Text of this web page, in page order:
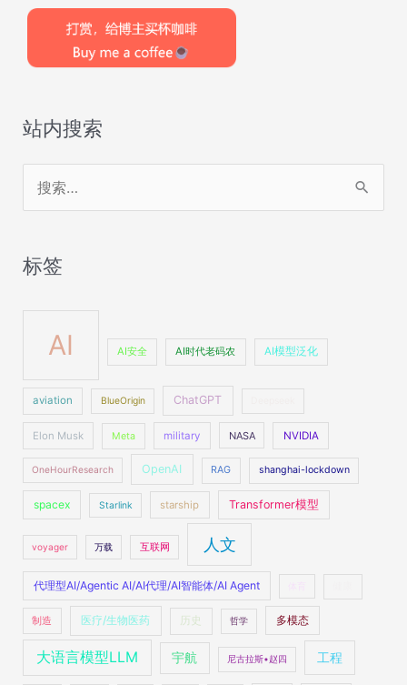
站内搜索
索
标签
AI AI安全 AI时代老码农 AI模型泛化
aviation BlueOrigin ChatGPT
Elon Musk Meta military NASA NVIDIA
OneHourResearch OpenAI RAG shanghai-lockdown
spacex Starlink starship Transformer模型
voyager 万载 互联网 人文
代理型AI/Agentic AI/AI代理/AI智能体/AI Agent
制造 医疗/生物医药 历史 哲学 多模态
大语言模型LLM 宇航 尼古拉斯•赵四 工程